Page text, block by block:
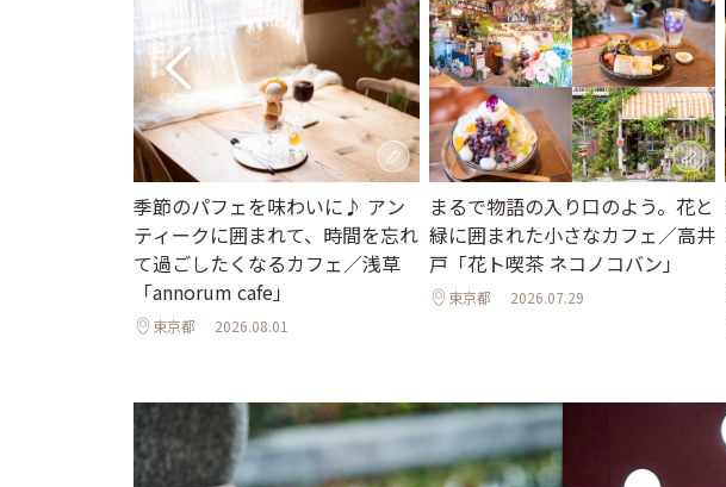
季節のパフェを味わいに♪ アン
ティークに囲まれて、時間を忘れ
て過ごしたくなるカフェ／浅草
「annorum cafe」
東京都 2026.08.01
まるで物語の入り口のよう。花と
緑に囲まれた小さなカフェ／高井
戸「花ト喫茶 ネコノコバン」
東京都 2026.07.29